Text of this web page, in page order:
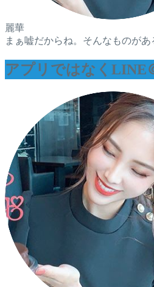
麗華
まぁ嘘だからね。そんなものがあ
アプリではなくLINE